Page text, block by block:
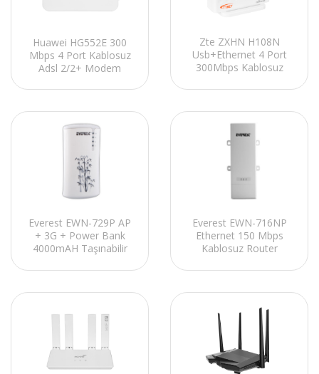
Huawei HG552E 300
Mbps 4 Port Kablosuz
Adsl 2/2+ Modem
Zte ZXHN H108N
Usb+Ethernet 4 Port
300Mbps Kablosuz
Everest EWN-729P AP
+ 3G + Power Bank
4000mAH Taşınabilir
Everest EWN-716NP
Ethernet 150 Mbps
Kablosuz Router
Point